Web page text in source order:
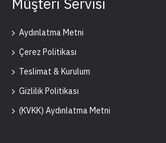
Aydınlatma Metni
Çerez Politikası
Teslimat & Kurulum
Gizlilik Politikası
(KVKK) Aydınlatma Metni